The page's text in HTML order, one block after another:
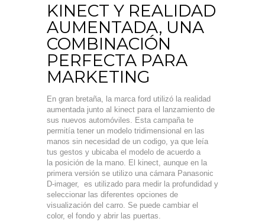
KINECT Y REALIDAD
AUMENTADA, UNA
COMBINACIÓN
PERFECTA PARA
MARKETING
En gran bretaña, la marca ford utilizó la realidad
aumentada junto al kinect para el lanzamiento de
sus nuevos automóviles. Esta campaña te
permitía tener un modelo tridimensional en las
manos sin necesidad de un codigo, ya que leía
tus gestos y ubicaba el modelo de acuerdo a
la posición de la mano. El kinect, aunque en la
primera versión se utilizo una cámara Panasonic
D-imager, es utilizado para medir la profundidad y
seleccionar las diferentes opciones de
visualización del carro. Se puede cambiar el
color, el fondo y abrir las puertas.